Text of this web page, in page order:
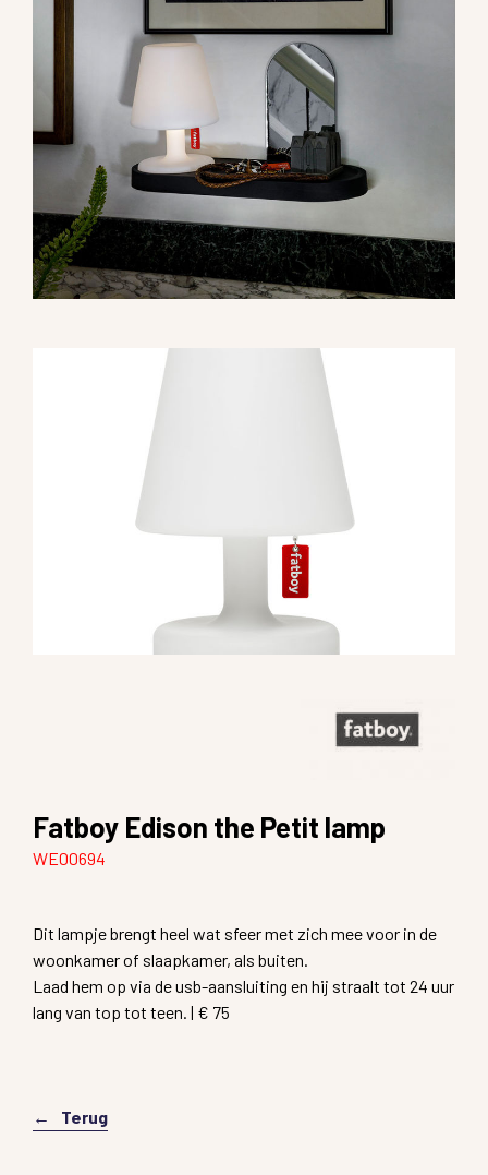
Fatboy Edison the Petit lamp
WE00694
Dit lampje brengt heel wat sfeer met zich mee voor in de
woonkamer of slaapkamer, als buiten.
Laad hem op via de usb-aansluiting en hij straalt tot 24 uur
lang van top tot teen. | € 75
Terug